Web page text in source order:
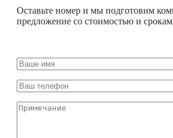
Оставьте номер и мы подготовим
предложение со стоимостью и